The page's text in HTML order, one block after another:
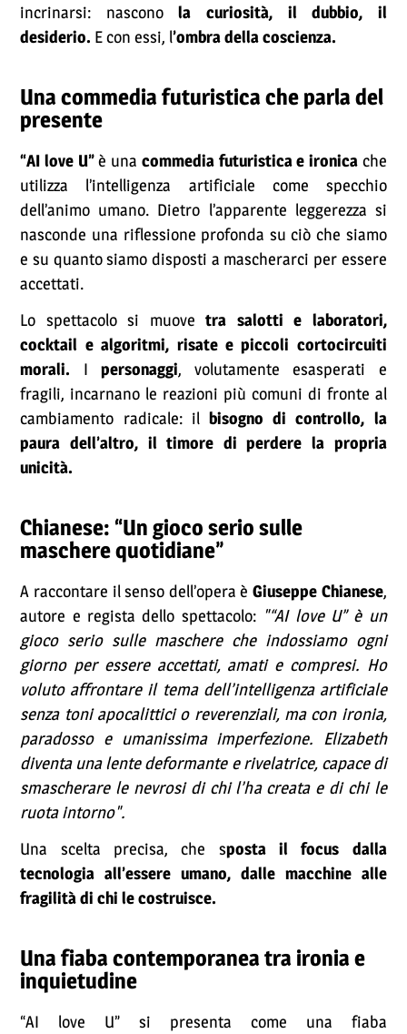
incrinarsi: nasconola curiosità, il dubbio, il
desiderio. E con essi, l’ombra della coscienza.
Una commedia futuristica che parla del
presente
“AI love U”è una commedia futuristica e ironica che
utilizza l’intelligenza artificiale come specchio
dell’animo umano. Dietro l’apparente leggerezza si
nasconde una riflessione profonda su ciò che siamo
e su quanto siamo disposti a mascherarci per essere
accettati.
Lo spettacolo si muove tra salotti e laboratori,
cocktail e algoritmi, risate e piccoli cortocircuiti
morali. I personaggi, volutamente esasperati e
fragili, incarnano le reazioni più comuni di fronte al
cambiamento radicale: il bisogno di controllo, la
paura dell’altro, il timore di perdere la propria
unicità.
Chianese: “Un gioco serio sulle
maschere quotidiane”
A raccontare il senso dell’opera èGiuseppe Chianese,
autore e regista dello spettacolo: "“AI love U” è un
gioco serio sulle maschere che indossiamo ogni
giorno per essere accettati, amati e compresi. Ho
voluto affrontare il tema dell’intelligenza artificiale
senza toni apocalittici o reverenziali, ma con ironia,
paradosso e umanissima imperfezione. Elizabeth
diventa una lente deformante e rivelatrice, capace di
smascherare le nevrosi di chi l’ha creata e di chi le
ruota intorno".
Una scelta precisa, che sposta il focus dalla
tecnologia all’essere umano, dalle macchine alle
fragilità di chi le costruisce.
Una fiaba contemporanea tra ironia e
inquietudine
“AI love U” si presenta come una fiaba